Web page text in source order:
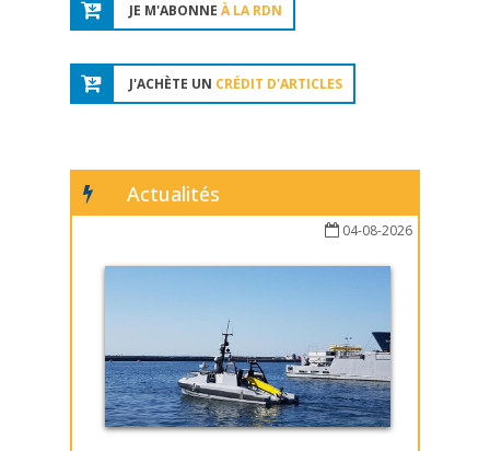
JE M'ABONNE À LA RDN
J'ACHÈTE UN CRÉDIT D'ARTICLES
Actualités
04-08-2026